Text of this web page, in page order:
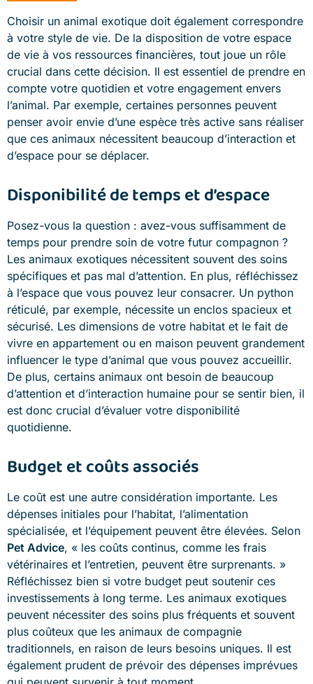
Choisir un animal exotique doit également correspondre
à votre style de vie. De la disposition de votre espace
de vie à vos ressources financières, tout joue un rôle
crucial dans cette décision. Il est essentiel de prendre en
compte votre quotidien et votre engagement envers
l’animal. Par exemple, certaines personnes peuvent
penser avoir envie d’une espèce très active sans réaliser
que ces animaux nécessitent beaucoup d’interaction et
d’espace pour se déplacer.
Disponibilité de temps et d’espace
Posez-vous la question : avez-vous suffisamment de
temps pour prendre soin de votre futur compagnon ?
Les animaux exotiques nécessitent souvent des soins
spécifiques et pas mal d’attention. En plus, réfléchissez
à l’espace que vous pouvez leur consacrer. Un python
réticulé, par exemple, nécessite un enclos spacieux et
sécurisé. Les dimensions de votre habitat et le fait de
vivre en appartement ou en maison peuvent grandement
influencer le type d’animal que vous pouvez accueillir.
De plus, certains animaux ont besoin de beaucoup
d’attention et d’interaction humaine pour se sentir bien, il
est donc crucial d’évaluer votre disponibilité
quotidienne.
Budget et coûts associés
Le coût est une autre considération importante. Les
dépenses initiales pour l’habitat, l’alimentation
spécialisée, et l’équipement peuvent être élevées. Selon
Pet Advice, « les coûts continus, comme les frais
vétérinaires et l’entretien, peuvent être surprenants. »
Réfléchissez bien si votre budget peut soutenir ces
investissements à long terme. Les animaux exotiques
peuvent nécessiter des soins plus fréquents et souvent
plus coûteux que les animaux de compagnie
traditionnels, en raison de leurs besoins uniques. Il est
également prudent de prévoir des dépenses imprévues